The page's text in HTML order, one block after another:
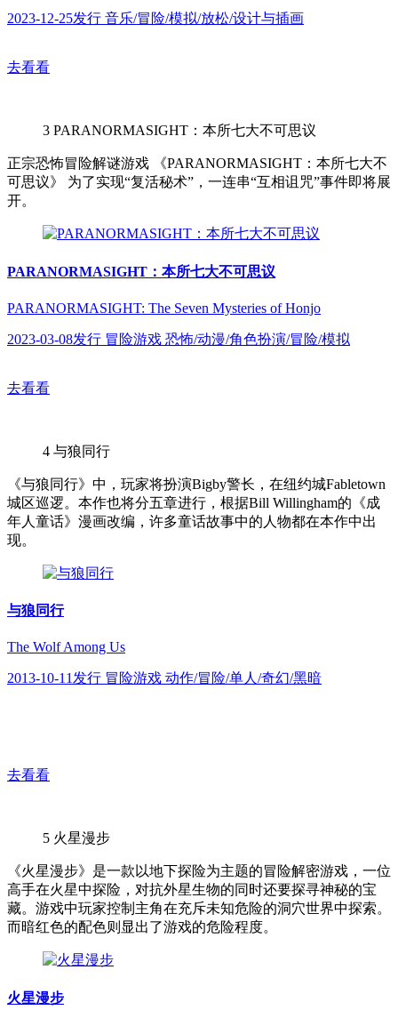
2023-12-25发行 音乐/冒险/模拟/放松/设计与插画
去看看
3 PARANORMASIGHT：本所七大不可思议
正宗恐怖冒险解谜游戏 《PARANORMASIGHT：本所七大不
可思议》 为了实现“复活秘术”，一连串“互相诅咒”事件即将展
开。
PARANORMASIGHT：本所七大不可思议
PARANORMASIGHT: The Seven Mysteries of Honjo
2023-03-08发行 冒险游戏 恐怖/动漫/角色扮演/冒险/模拟
去看看
4 与狼同行
《与狼同行》中，玩家将扮演Bigby警长，在纽约城Fabletown
城区巡逻。本作也将分五章进行，根据Bill Willingham的《成
年人童话》漫画改编，许多童话故事中的人物都在本作中出
现。
与狼同行
The Wolf Among Us
2013-10-11发行 冒险游戏 动作/冒险/单人/奇幻/黑暗
去看看
5 火星漫步
《火星漫步》是一款以地下探险为主题的冒险解密游戏，一位
高手在火星中探险，对抗外星生物的同时还要探寻神秘的宝
藏。游戏中玩家控制主角在充斥未知危险的洞穴世界中探索。
而暗红色的配色则显出了游戏的危险程度。
火星漫步